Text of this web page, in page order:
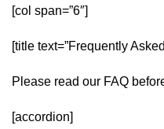
[col span=”6″]
[title text=”Frequently
Please read our FAQ
[accordion]